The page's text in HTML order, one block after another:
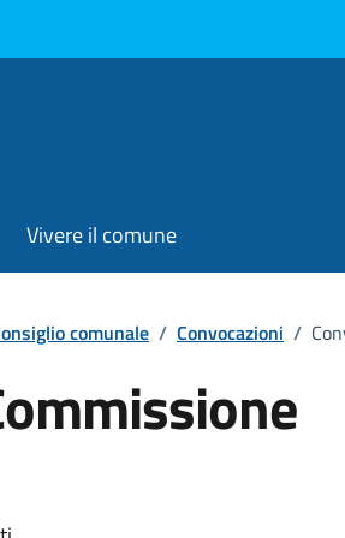
Vivere il comune
comunale / Convocazioni /